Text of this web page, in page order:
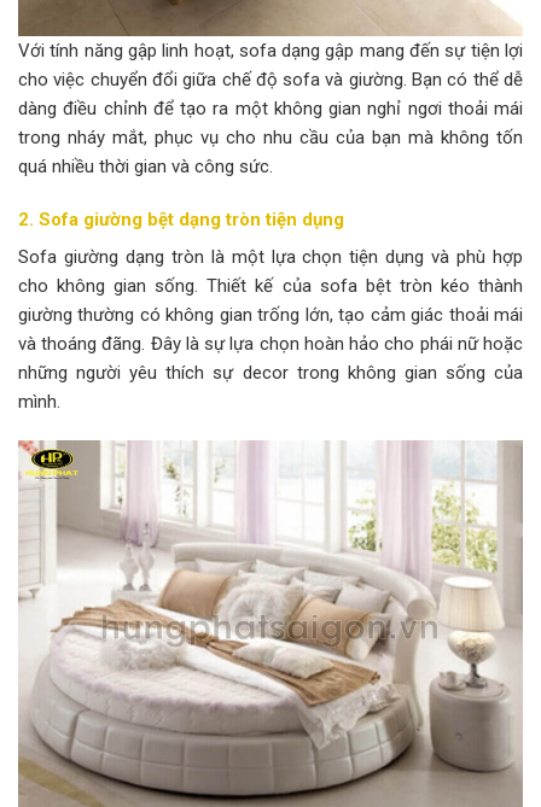
Với tính năng gập linh hoạt, sofa dạng gập mang đến sự tiện lợi
cho việc chuyển đổi giữa chế độ sofa và giường. Bạn có thể dễ
dàng điều chỉnh để tạo ra một không gian nghỉ ngơi thoải mái
trong nháy mắt, phục vụ cho nhu cầu của bạn mà không tốn
quá nhiều thời gian và công sức.
2. Sofa giường bệt dạng tròn tiện dụng
Sofa giường dạng tròn là một lựa chọn tiện dụng và phù hợp
cho không gian sống. Thiết kế của sofa bệt tròn kéo thành
giường thường có không gian trống lớn, tạo cảm giác thoải mái
và thoáng đãng. Đây là sự lựa chọn hoàn hảo cho phái nữ hoặc
những người yêu thích sự decor trong không gian sống của
mình.